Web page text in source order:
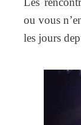
ou vous
les jours